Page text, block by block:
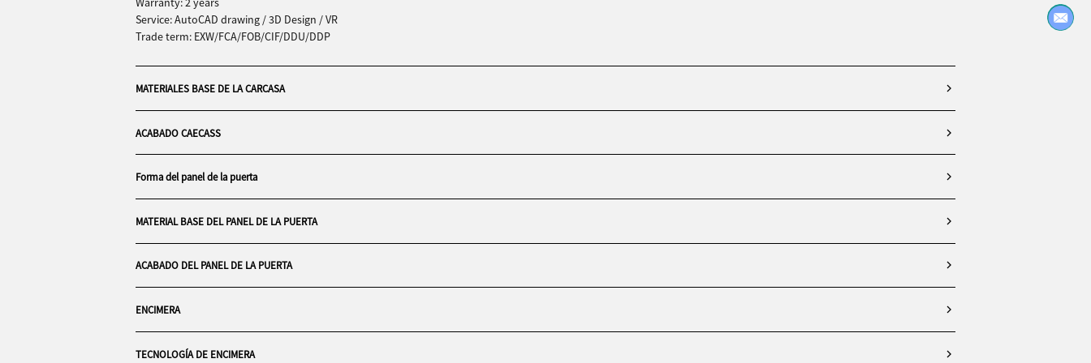
Service: AutoCAD drawing / 3D Design / VR
Trade term: EXW/FCA/FOB/CIF/DDU/DDP
MATERIALES BASE DE LA CARCASA
ACABADO CAECASS
Forma del panel de la puerta
MATERIAL BASE DEL PANEL DE LA PUERTA
ACABADO DEL PANEL DE LA PUERTA
ENCIMERA
TECNOLOGÍA DE ENCIMERA